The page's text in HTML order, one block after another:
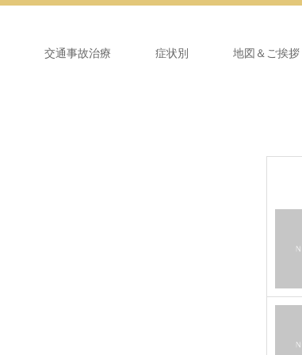
交通事故治療 症状別 地図＆ご挨拶